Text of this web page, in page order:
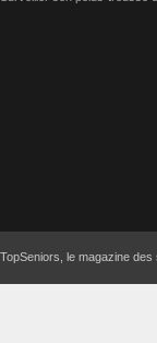
TopSeniors, le magazine